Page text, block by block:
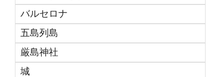
バルセロナ
五島列島
厳島神社
城